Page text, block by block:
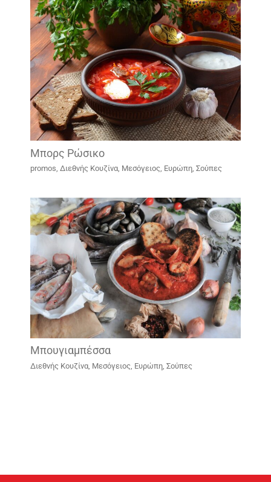
Μπορς Ρώσικο
promos Διεθνής Κουζίνα, Μεσόγειος, Ευρώπη, Σούπες
Μπουγιαμπέσσα
Διεθνής Κουζίνα, Μεσόγειος, Ευρώπη, Σούπες